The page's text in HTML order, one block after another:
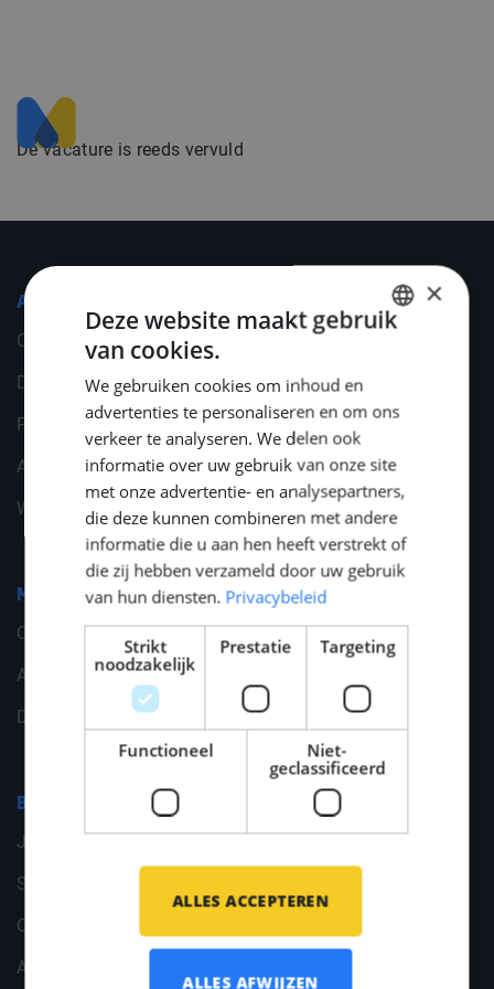
De vacature is reeds vervuld
Algemeen
Cookies
Disclaimer
Privacy statement
Algemene voorwaarden
Wijzig jouw cookievoorkeuren
Middle Point
Contact
Algemene gegevens
Documenten
Branches
Jachtbouw
Scheepsbouw
Offshore Energy
Archief
×
Deze website maakt gebruik
van cookies.
We gebruiken cookies om inhoud en
advertenties te personaliseren en om ons
verkeer te analyseren. We delen ook
informatie over uw gebruik van onze site
met onze advertentie- en analysepartners,
die deze kunnen combineren met andere
informatie die u aan hen heeft verstrekt of
die zij hebben verzameld door uw gebruik
van hun diensten. Privacybeleid
Strikt
noodzakelijk
Prestatie Targeting
Functioneel
Niet-
geclassificeerd
ALLES ACCEPTEREN
ALLES AFWIJZEN